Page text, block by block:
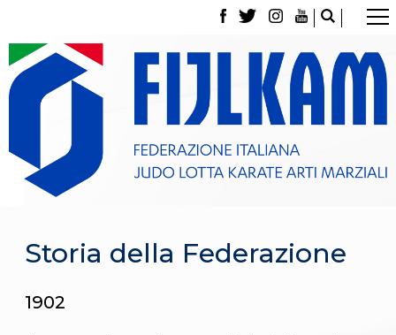
La Federazione
Tesseramento
Contatti
Norme e modulistica Affiliazioni e Tesseramenti
Classifica Società Sportive con più di 100 atleti
tesserati
Dove siamo
Storia della Federazione
1902